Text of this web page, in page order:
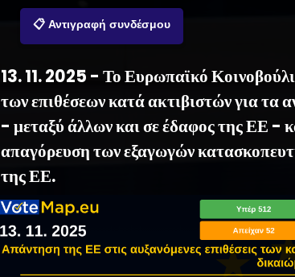
📋 Αντιγραφή συνδέσμου
13. 11. 2025 - Το Ευρωπαϊκό
των επιθέσεων κατά ακτιβιστών για τα
- μεταξύ άλλων και σε έδαφος της ΕΕ -
απαγόρευση των εξαγωγών
της ΕΕ.